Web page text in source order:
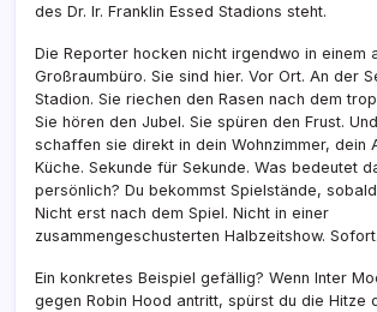
des Dr. Ir. Franklin Essed Stadions steht.
Die Reporter hocken nicht irgendwo in einem
Großraumbüro. Sie sind hier. Vor Ort. An der
Stadion. Sie riechen den Rasen nach dem
Sie hören den Jubel. Sie spüren den Frust.
schaffen sie direkt in dein Wohnzimmer, dein
Küche. Sekunde für Sekunde. Was bedeutet
persönlich? Du bekommst Spielstände,
Nicht erst nach dem Spiel. Nicht in einer
zusammengeschusterten Halbzeitshow. Sofort.
Ein konkretes Beispiel gefällig? Wenn Inter
gegen Robin Hood antritt, spürst du die Hitze